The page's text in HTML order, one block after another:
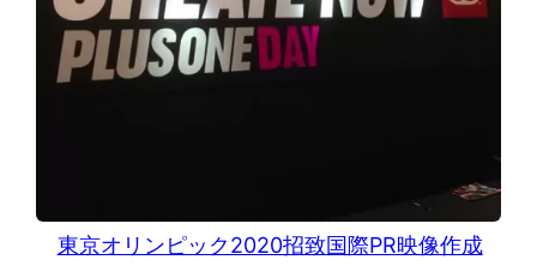
東京オリンピック2020招致国際PR映像作成